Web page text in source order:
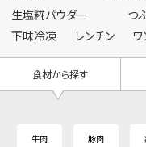
生塩糀パウダー
つ
下味冷凍
レンチン
食材から探す
牛肉 豚肉